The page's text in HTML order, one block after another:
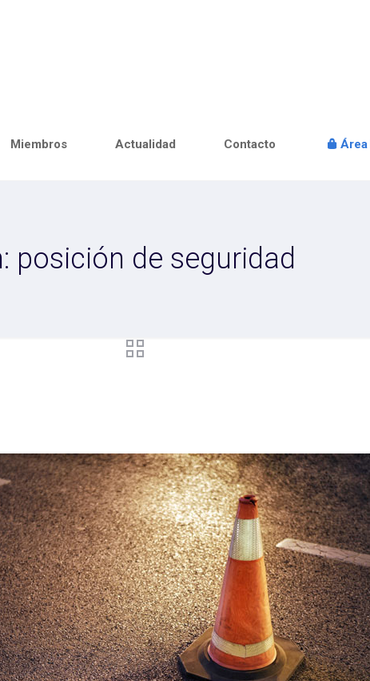
Miembros Actualidad Contacto Área
posición de seguridad